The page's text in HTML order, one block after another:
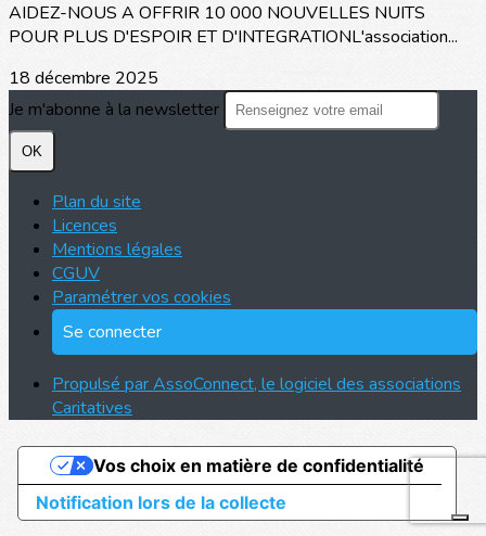
AIDEZ-NOUS A OFFRIR 10 000 NOUVELLES NUITS
POUR PLUS D'ESPOIR ET D'INTEGRATIONL'association...
18 décembre 2025
Je m'abonne à la newsletter
OK
Plan du site
Licences
Mentions légales
CGUV
Paramétrer vos cookies
Se connecter
Propulsé par AssoConnect, le logiciel des associations
Caritatives
Notification lors de la collecte
Vos choix en matière de confidentialité